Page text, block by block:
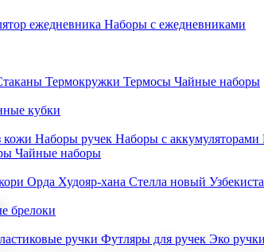
ежедневника Наборы с ежедневниками
Термокружки Термосы Чайные наборы
кубки
кожи Наборы ручек Наборы с аккумуляторами
Чайные наборы
Орда Худояр-хана Стелла новый
брелоки
ручки Футляры для ручек Эко ручки
сувениров с логотипом. В нашем каталоге